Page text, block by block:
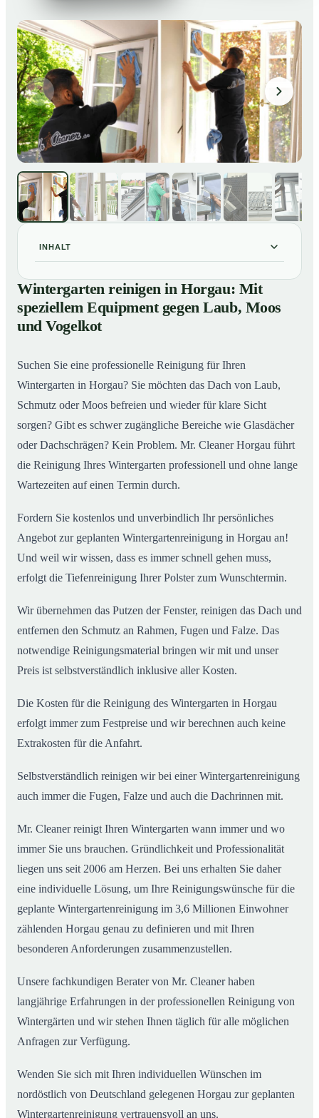
INHALT
Wintergarten reinigen in Horgau: Mit speziellem
Equipment gegen Laub, Moos und Vogelkot
02 So läuft eine professionelle Reinigung eines
Wintergarten in Horgau ab
Wintergarten reinigen in Horgau: Mit
speziellem Equipment gegen Laub, Moos
und Vogelkot
Suchen Sie eine professionelle Reinigung für Ihren
Wintergarten in Horgau? Sie möchten das Dach von Laub,
Schmutz oder Moos befreien und wieder für klare Sicht
sorgen? Gibt es schwer zugängliche Bereiche wie Glasdächer
oder Dachschrägen? Kein Problem. Mr. Cleaner Horgau führt
die Reinigung Ihres Wintergarten professionell und ohne lange
Wartezeiten auf einen Termin durch.
Fordern Sie kostenlos und unverbindlich Ihr persönliches
Angebot zur geplanten Wintergartenreinigung in Horgau an!
Und weil wir wissen, dass es immer schnell gehen muss,
erfolgt die Tiefenreinigung Ihrer Polster zum Wunschtermin.
Wir übernehmen das Putzen der Fenster, reinigen das Dach und
entfernen den Schmutz an Rahmen, Fugen und Falze. Das
notwendige Reinigungsmaterial bringen wir mit und unser
Preis ist selbstverständlich inklusive aller Kosten.
Die Kosten für die Reinigung des Wintergarten in Horgau
erfolgt immer zum Festpreise und wir berechnen auch keine
Extrakosten für die Anfahrt.
Selbstverständlich reinigen wir bei einer Wintergartenreinigung
auch immer die Fugen, Falze und auch die Dachrinnen mit.
Mr. Cleaner reinigt Ihren Wintergarten wann immer und wo
immer Sie uns brauchen. Gründlichkeit und Professionalität
liegen uns seit 2006 am Herzen. Bei uns erhalten Sie daher
eine individuelle Lösung, um Ihre Reinigungswünsche für die
geplante Wintergartenreinigung im 3,6 Millionen Einwohner
zählenden Horgau genau zu definieren und mit Ihren
besonderen Anforderungen zusammenzustellen.
Unsere fachkundigen Berater von Mr. Cleaner haben
langjährige Erfahrungen in der professionellen Reinigung von
Wintergärten und wir stehen Ihnen täglich für alle möglichen
Anfragen zur Verfügung.
Wenden Sie sich mit Ihren individuellen Wünschen im
nordöstlich von Deutschland gelegenen Horgau zur geplanten
Wintergartenreinigung vertrauensvoll an uns.